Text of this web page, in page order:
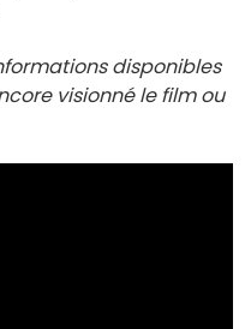
disponibles
visionné le film ou